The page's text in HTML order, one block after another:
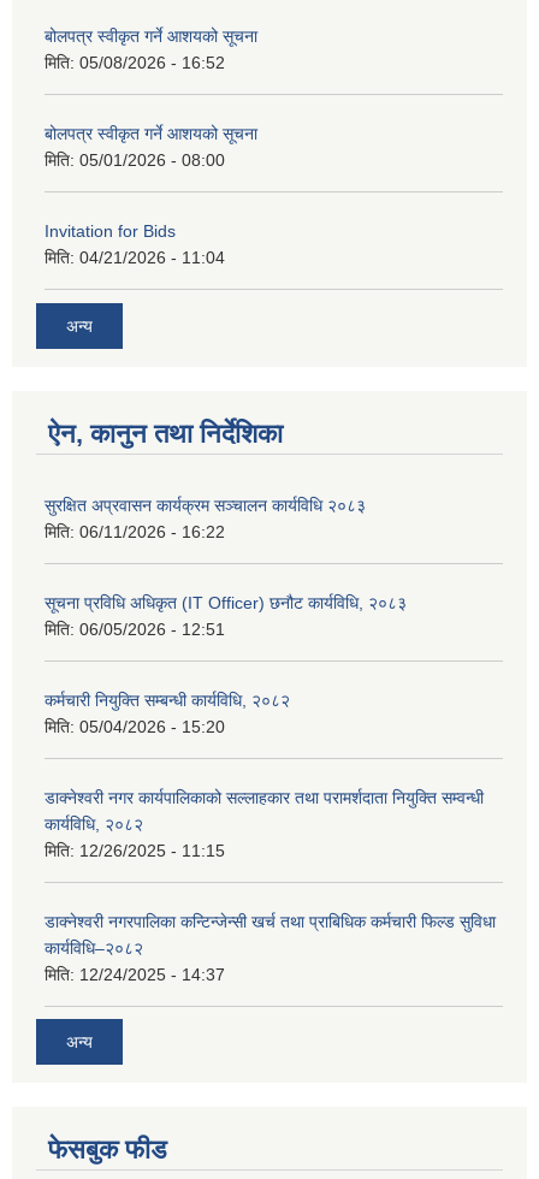
बोलपत्र स्वीकृत गर्ने आशयको सूचना
मिति: 05/08/2026 - 16:52
बोलपत्र स्वीकृत गर्ने आशयको सूचना
मिति: 05/01/2026 - 08:00
Invitation for Bids
मिति: 04/21/2026 - 11:04
अन्य
ऐन, कानुन तथा निर्देशिका
सुरक्षित अप्रवासन कार्यक्रम सञ्चालन कार्यविधि २०८३
मिति: 06/11/2026 - 16:22
सूचना प्रविधि अधिकृत (IT Officer) छनौट कार्यविधि, २०८३
मिति: 06/05/2026 - 12:51
कर्मचारी नियुक्ति सम्बन्धी कार्यविधि, २०८२
मिति: 05/04/2026 - 15:20
डाक्नेश्वरी नगर कार्यपालिकाको सल्लाहकार तथा परामर्शदाता नियुक्ति सम्वन्धी
कार्यविधि, २०८२
मिति: 12/26/2025 - 11:15
डाक्नेश्वरी नगरपालिका कन्टिन्जेन्सी खर्च तथा प्राबिधिक कर्मचारी फिल्ड सुविधा
कार्यविधि–२०८२
मिति: 12/24/2025 - 14:37
अन्य
फेसबुक फीड